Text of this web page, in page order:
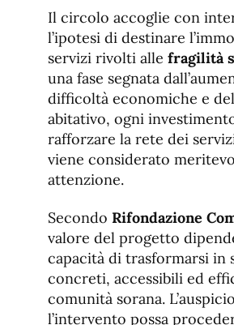
Il circolo accoglie con
l’ipotesi di destinare
servizi rivolti alle fragilità
una fase segnata
difficoltà economiche e
abitativo, ogni
rafforzare la rete dei
viene considerato
attenzione.
Secondo Rifondazione
valore del progetto
capacità di trasformarsi in
concreti, accessibili ed
comunità sorana.
l’intervento possa